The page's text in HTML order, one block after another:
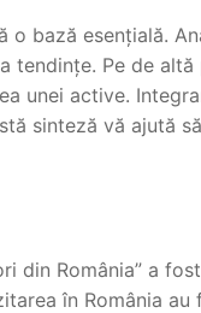
o bază esențială.
tendințe. Pe de altă
unei active.
sinteză vă ajută
din România” a fost
în România au